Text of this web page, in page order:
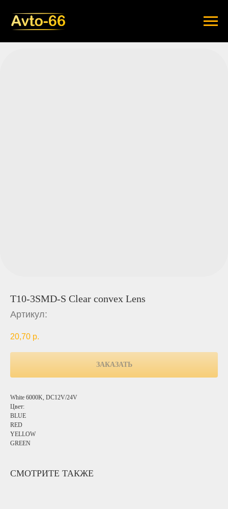
T10-3SMD-S Clear convex Lens
Артикул:
20,70 р.
ЗАКАЗАТЬ
White 6000K, DC12V/24V
Цвет:
BLUE
RED
YELLOW
GREEN
СМОТРИТЕ ТАКЖЕ